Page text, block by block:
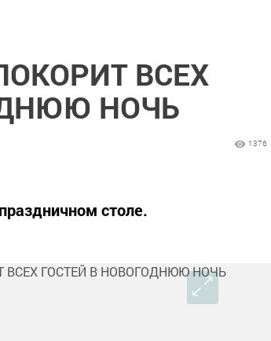
ВСЕХ
НОЧЬ
1376
столе.